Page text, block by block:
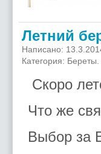
Летний
Написано:
Категория: Береты.
Скоро
Что же
Выбор за